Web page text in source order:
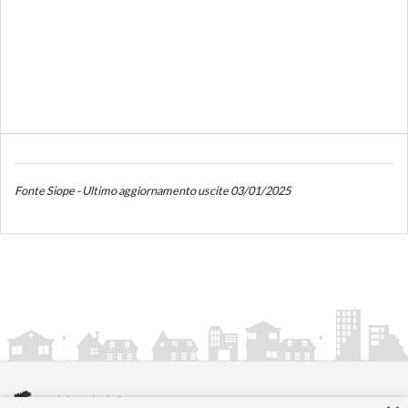
Fonte Siope - Ultimo aggiornamento uscite 03/01/2025